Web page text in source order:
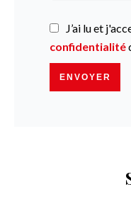
J’ai lu et
confidentialité
ENVOYER